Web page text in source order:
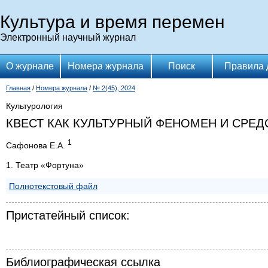
Культура и время перемен
Электронный научный журнал
О журнале Номера журнала Поиск Правила
Главная / Номера журнала / № 2(45), 2024
Культурология
КВЕСТ КАК КУЛЬТУРНЫЙ ФЕНОМЕН И
Сафонова Е.А. 1
1. Театр «Фортуна»
Полнотекстовый файл
Пристатейный список:
Библиографическая ссылка